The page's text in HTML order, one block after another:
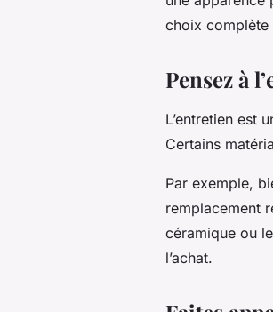
choix complète
Pensez à
L’entretien est
Certains
Par exemple,
remplacement
céramique ou
l’achat.